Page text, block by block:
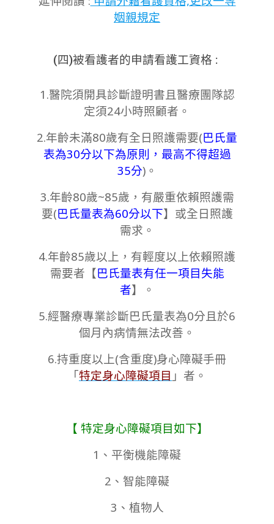
姻親規定
(四)被看護者的申請看護工資格 :
1.醫院須開具診斷證明書且醫療團隊認
定須24小時照顧者。
2.年齡未滿80歲有全日照護需要(巴氏量
表為30分以下為原則，最高不得超過
35分)。
3.年齡80歲~85歲，有嚴重依賴照護需
要(巴氏量表為60分以下】或全日照護
需求。
4.年齡85歲以上，有輕度以上依賴照護
需要者【巴氏量表有任一項目失能
者】。
5.經醫療專業診斷巴氏量表為0分且於6
個月內病情無法改善。
6.持重度以上(含重度)身心障礙手冊
「特定身心障礙項目 」者。
【 特定身心障礙項目如下】
1、平衡機能障礙
2、智能障礙
3、植物人